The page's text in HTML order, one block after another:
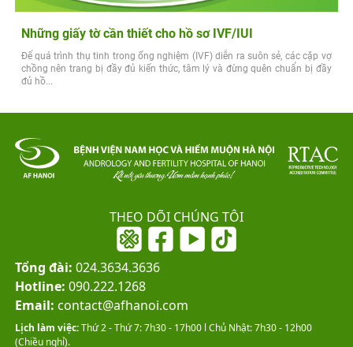
Những giấy tờ cần thiết cho hồ sơ IVF/IUI
Để quá trình thụ tinh trong ống nghiệm (IVF) diễn ra suôn sẻ, các cặp vợ
chồng nên trang bị đầy đủ kiến thức, tâm lý và đừng quên chuẩn bị đầy
đủ hồ...
THEO DÕI CHÚNG TÔI
Tổng đài: 024.3634.3636
Hotline: 090.222.1268
Email: contact@afhanoi.com
Lịch làm việc:Thứ 2 - Thứ 7: 7h30 - 17h00 l Chủ Nhật: 7h30 - 12h00
(Chiều nghỉ).